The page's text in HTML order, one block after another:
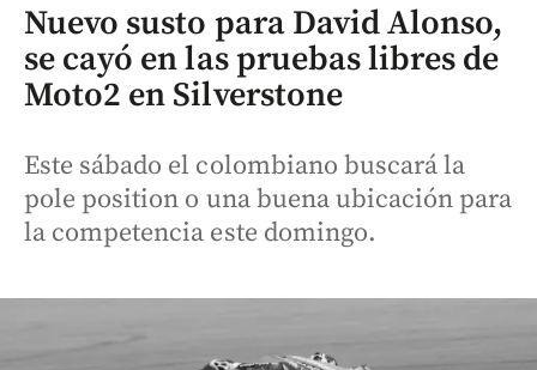
Nuevo susto para David Alonso,
se cayó en las pruebas libres de
Moto2 en Silverstone
Este sábado el colombiano buscará la
pole position o una buena ubicación para
la competencia este domingo.